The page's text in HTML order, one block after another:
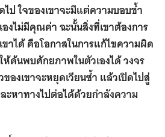
ไป ใจของเขาจะมีแต่ความบอบช้ำ
งไม่มีคุณค่า ฉะนั้นสิ่งที่เขาต้องการ
าได้ คือโอกาสในการแก้ไขความผิด
ค้นพบศักยภาพในตัวเองได้ วงจร
องเขาจะหยุดเวียนซ้ำ แล้วเปิดไปสู่
หาทางไปต่อได้ด้วยกำลังความ